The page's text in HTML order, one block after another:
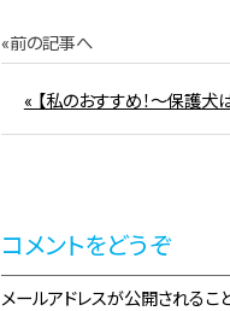
«前の記事へ
« 【私のおすすめ！～保護犬
コメントをどうぞ
メールアドレスが公開されるこ